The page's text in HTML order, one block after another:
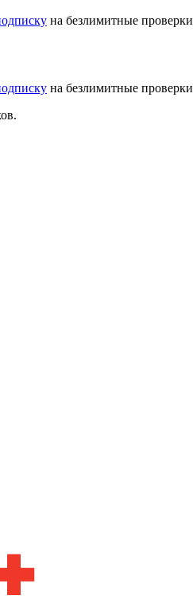
на безлимитные проверки
на безлимитные проверки